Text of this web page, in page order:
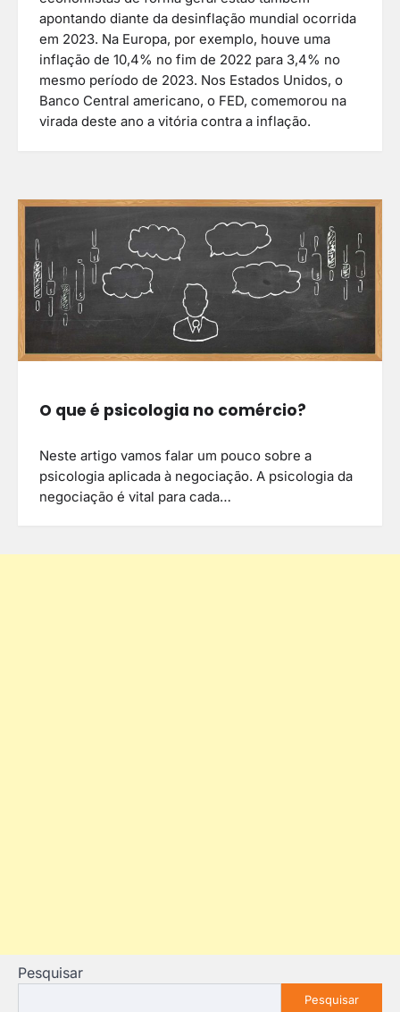
apontando diante da desinflação mundial ocorrida
em 2023. Na Europa, por exemplo, houve uma
inflação de 10,4% no fim de 2022 para 3,4% no
mesmo período de 2023. Nos Estados Unidos, o
Banco Central americano, o FED, comemorou na
virada deste ano a vitória contra a inflação.
O que é psicologia no comércio?
Neste artigo vamos falar um pouco sobre a
psicologia aplicada à negociação. A psicologia da
negociação é vital para cada…
Pesquisar
Pesquisar